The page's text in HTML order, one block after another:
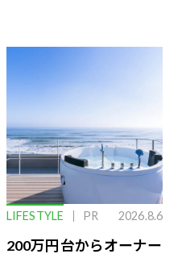
LIFESTYLE PR 2026.8.6
200万円台からオーナー